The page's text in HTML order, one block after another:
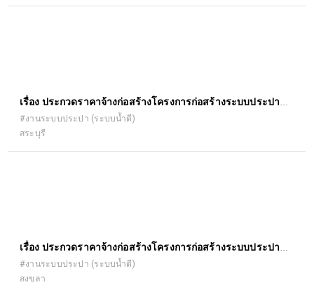
เรื่อง ประกวดราคาจ้างก่อสร้างโครงการก่อสร้างระบบประปาหอ
ถังสูง ขนาดความจุ ๔๕ ลูกบาศก์เมตร หมู่ที่ ๖ ด้วยวิธีประกวด
ราคาอิเล็กทรอนิกส์ (e-bidding)
#งานระบบประปา (ระบบน้ำดี)
สระบุรี
เรื่อง ประกวดราคาจ้างก่อสร้างโครงการก่อสร้างระบบประปา
แบบบาดาล หมู่ที่ ๙ บ้านหนองเคย ด้วยวิธีประกวดราคา
อิเล็กทรอนิกส์ (e-bidding)
#งานระบบประปา (ระบบน้ำดี)
สงขลา